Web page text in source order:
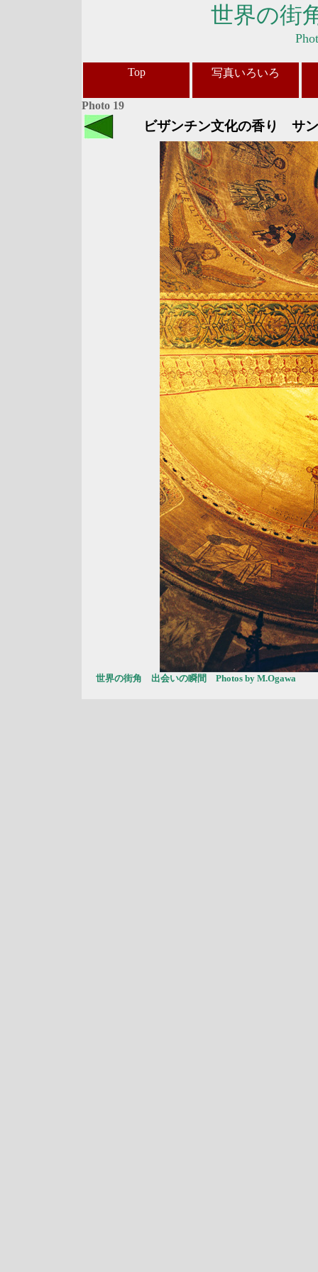
世界の街
Top 写真いろいろ
Photo 19
ビザンチン文化の香り
世界の街角 出会いの瞬間 Photos by M.Ogawa